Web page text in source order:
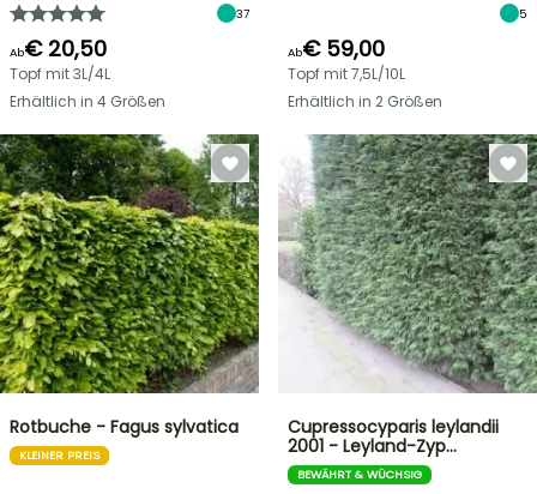
37
Ab€ 20,50
Topf mit 3L/4L
Erhältlich in 4 Größen
5
Ab€ 59,00
Topf mit 7,5L/10L
Erhältlich in 2 Größen
Rotbuche - Fagus sylvatica
KLEINER PREIS
Cupressocyparis leylandii
2001 - Leyland-Zyp…
BEWÄHRT & WÜCHSIG